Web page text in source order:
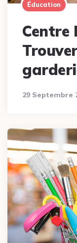
Éducation
Centre
29 Septembre